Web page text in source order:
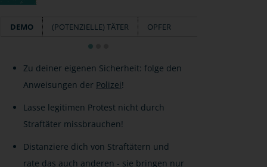
DEMO (POTENZIELLE) TÄTER OPFER
Zu deiner eigenen Sicherheit: folge den
Anweisungen der Polizei!
Lasse legitimen Protest nicht durch
Straftäter missbrauchen!
Distanziere dich von Straftätern und
rate das auch anderen - sie bringen nur